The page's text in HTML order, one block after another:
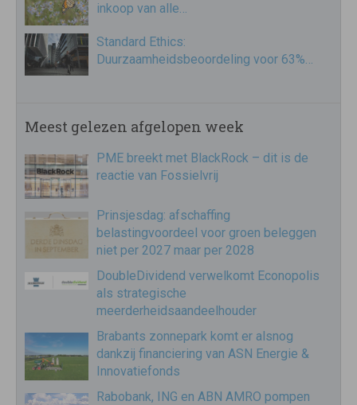
inkoop van alle…
Standard Ethics:
Duurzaamheidsbeoordeling voor 63%…
Meest gelezen afgelopen week
PME breekt met BlackRock – dit is de
reactie van Fossielvrij
Prinsjesdag: afschaffing
belastingvoordeel voor groen beleggen
niet per 2027 maar per 2028
DoubleDividend verwelkomt Econopolis
als strategische
meerderheidsaandeelhouder
Brabants zonnepark komt er alsnog
dankzij financiering van ASN Energie &
Innovatiefonds
Rabobank, ING en ABN AMRO pompen